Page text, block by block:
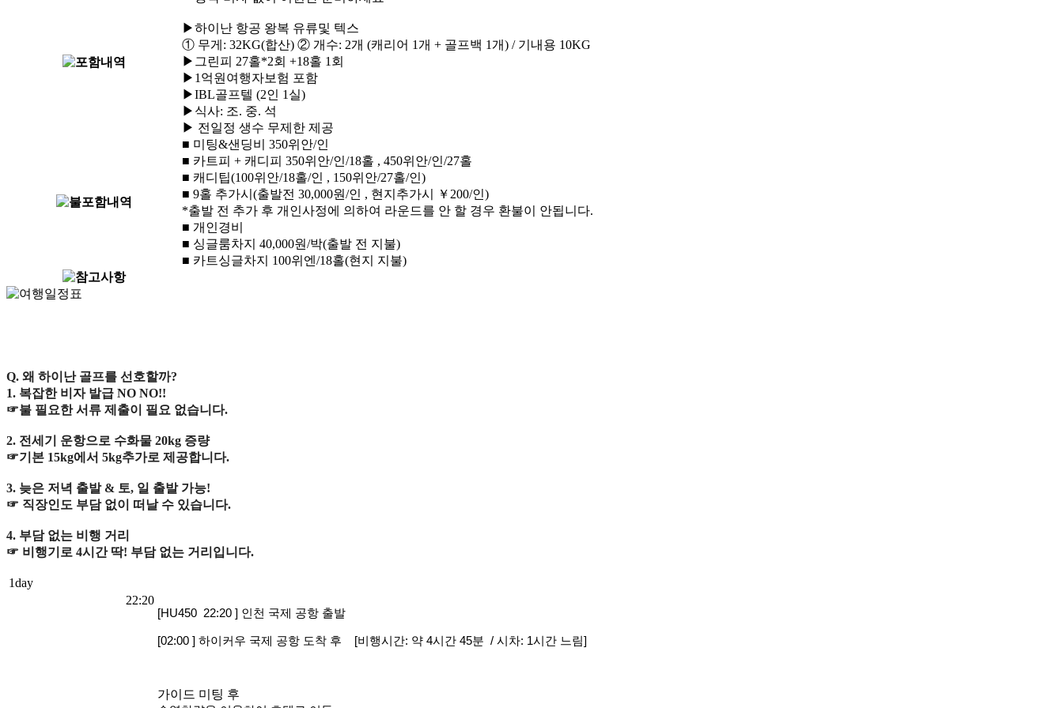
▶하이난 항공 왕복 유류및 텍스
① 무게: 32KG(합산) ② 개수: 2개 (캐리어 1개 + 골프백 1개) / 기내용 10KG
▶그린피 27홀*2회 +18홀 1회
▶1억원여행자보험 포함
▶IBL골프텔 (2인 1실)
▶식사: 조. 중. 석
▶ 전일정 생수 무제한 제공
■ 미팅&샌딩비 350위안/인
■ 카트피 + 캐디피 350위안/인/18홀 , 450위안/인/27홀
■ 캐디팁(100위안/18홀/인 , 150위안/27홀/인)
■ 9홀 추가시(출발전 30,000원/인 , 현지추가시 ￥200/인)
*출발 전 추가 후 개인사정에 의하여 라운드를 안 할 경우 환불이 안됩니다.
■ 개인경비
■ 싱글룸차지 40,000원/박(출발 전 지불)
■ 카트싱글차지 100위엔/18홀(현지 지불)
Q. 왜 하이난 골프를 선호할까?
1. 복잡한 비자 발급 NO NO!!
☞불 필요한 서류 제출이 필요 없습니다.
2. 전세기 운항으로 수화물 20kg 증량
☞기본 15kg에서 5kg추가로 제공합니다.
3. 늦은 저녁 출발 & 토, 일 출발 가능!
☞ 직장인도 부담 없이 떠날 수 있습니다.
4. 부담 없는 비행 거리
☞ 비행기로 4시간 딱! 부담 없는 거리입니다.
1day
22:20
[HU450 22:20 ] 인천 국제 공항 출발
[02:00 ] 하이커우 국제 공항 도착 후 [비행시간: 약 4시간 45분 / 시차: 1시간 느림]
가이드 미팅 후